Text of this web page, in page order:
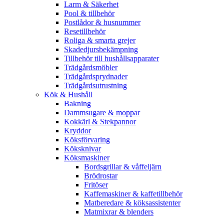
Larm & Säkerhet
Pool & tillbehör
Postlådor & husnummer
Resetillbehör
Roliga & smarta grejer
Skadedjursbekämpning
Tillbehör till hushållsapparater
Trädgårdsmöbler
Trädgårdsprydnader
Trädgårdsutrustning
Kök & Hushåll
Bakning
Dammsugare & moppar
Kokkärl & Stekpannor
Kryddor
Köksförvaring
Köksknivar
Köksmaskiner
Bordsgrillar & våffeljärn
Brödrostar
Fritöser
Kaffemaskiner & kaffetillbehör
Matberedare & köksassistenter
Matmixrar & blenders